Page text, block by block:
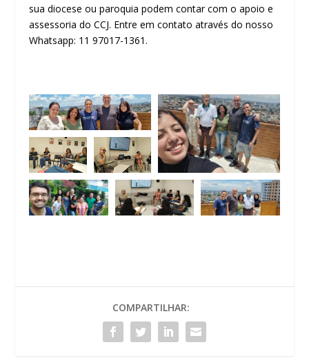
sua diocese ou paroquia podem contar com o apoio e
assessoria do CCJ. Entre em contato através do nosso
Whatsapp: 11 97017-1361.
COMPARTILHAR: